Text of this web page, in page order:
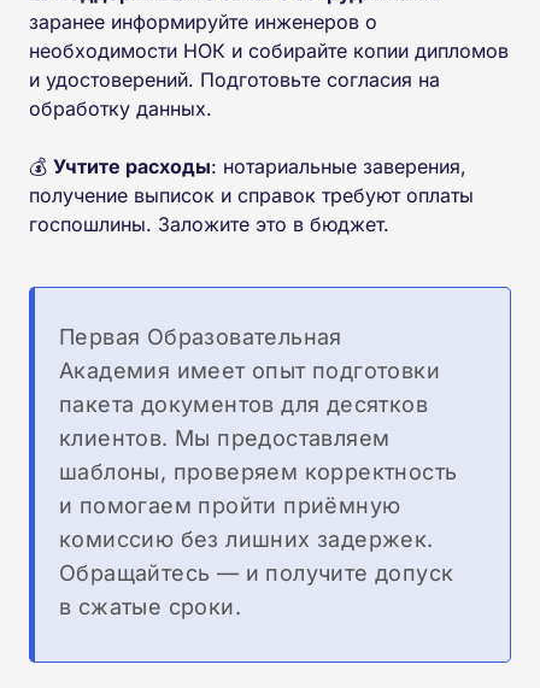
заранее информируйте инженеров о
необходимости НОК и собирайте копии дипломов
и удостоверений. Подготовьте согласия на
обработку данных.
💰 Учтите расходы: нотариальные заверения,
получение выписок и справок требуют оплаты
госпошлины. Заложите это в бюджет.
Первая Образовательная
Академия имеет опыт подготовки
пакета документов для десятков
клиентов. Мы предоставляем
шаблоны, проверяем корректность
и помогаем пройти приёмную
комиссию без лишних задержек.
Обращайтесь — и получите допуск
в сжатые сроки.